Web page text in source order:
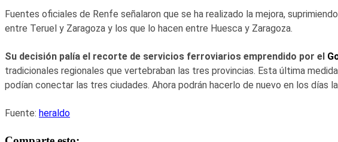
Fuentes oficiales de Renfe señalaron que se ha realizado la mejora,
entre Teruel y Zaragoza y los que lo hacen entre Huesca y Zaragoza.
Su decisión palía el recorte de servicios ferroviarios emprendido por el
tradicionales regionales que vertebraban las tres provincias. Esta última
podían conectar las tres ciudades. Ahora podrán hacerlo de nuevo en los días
Fuente: heraldo